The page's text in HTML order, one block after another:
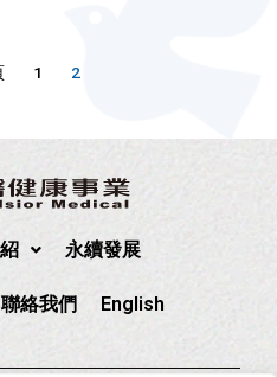
1 2
永續發展
聯絡我們 English